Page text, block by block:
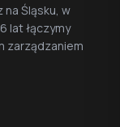
Śląsku, w
lat łączymy
zarządzaniem